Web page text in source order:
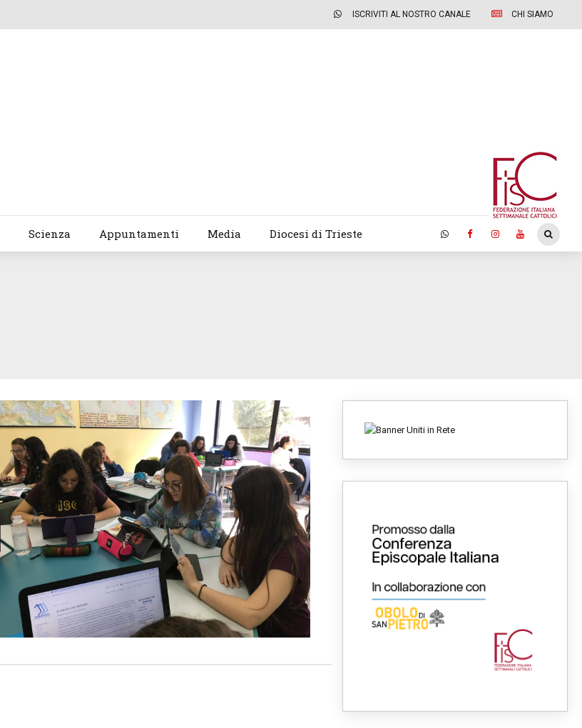
ISCRIVITI AL NOSTRO CANALE CHI SIAMO
Scienza Appuntamenti Media Diocesi di Trieste